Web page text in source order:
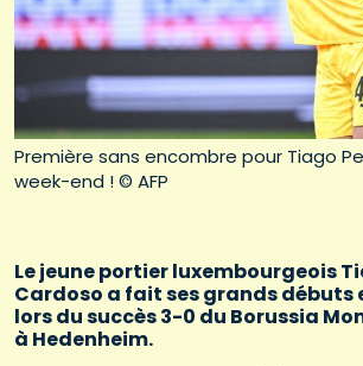
Première sans encombre pour Tiago
week-end ! © AFP
Le jeune portier luxembourgeois
Cardoso a fait ses grands débuts
lors du succès 3-0 du Borussia
à Hedenheim.